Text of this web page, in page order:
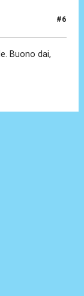
#6
Buono dai,